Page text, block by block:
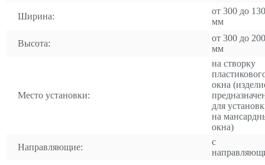
Ширина:
от 300 до
мм
Высота:
от 300 до
мм
Место установки:
на створку
окна
для
на
окна)
Направляющие:
с